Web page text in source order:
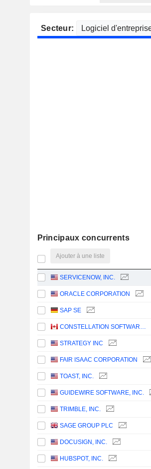
Secteur:
Principaux concurrents
Ajouter à une liste
SERVICENOW, INC.
ORACLE CORPORATION
SAP SE
CONSTELLATION SOFTWARE INC.
STRATEGY INC
FAIR ISAAC CORPORATION
TOAST, INC.
GUIDEWIRE SOFTWARE, INC.
TRIMBLE, INC.
SAGE GROUP PLC
DOCUSIGN, INC.
HUBSPOT, INC.